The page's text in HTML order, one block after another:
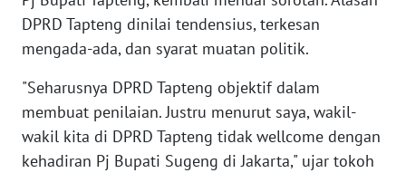
DPRD Tapteng dinilai tendensius, terkesan
mengada-ada, dan syarat muatan politik.
"Seharusnya DPRD Tapteng objektif dalam
membuat penilaian. Justru menurut saya, wakil-
wakil kita di DPRD Tapteng tidak wellcome dengan
kehadiran Pj Bupati Sugeng di Jakarta," ujar tokoh
SUMUT
JAKARTA
WN
JABAR